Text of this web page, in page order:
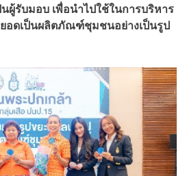
ผู้รับมอบ เพื่อนำไปใช้ในการบริหาร
อดเป็นผลิตภัณฑ์ชุมชนอย่างเป็นรูป